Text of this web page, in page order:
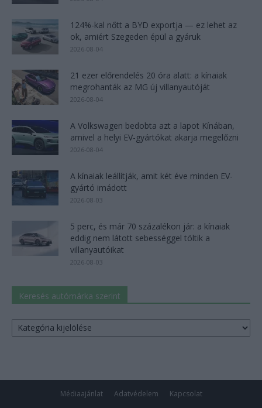
124%-kal nőtt a BYD exportja — ez lehet az
ok, amiért Szegeden épül a gyáruk
2026-08-04
21 ezer előrendelés 20 óra alatt: a kínaiak
megrohanták az MG új villanyautóját
2026-08-04
A Volkswagen bedobta azt a lapot Kínában,
amivel a helyi EV-gyártókat akarja megelőzni
2026-08-04
A kínaiak leállítják, amit két éve minden EV-
gyártó imádott
2026-08-03
5 perc, és már 70 százalékon jár: a kínaiak
eddig nem látott sebességgel töltik a
villanyautóikat
2026-08-03
Keresés autómárka szerint
Keresés
autómárka
Médiaajánlat Adatvédelem Kapcsolat